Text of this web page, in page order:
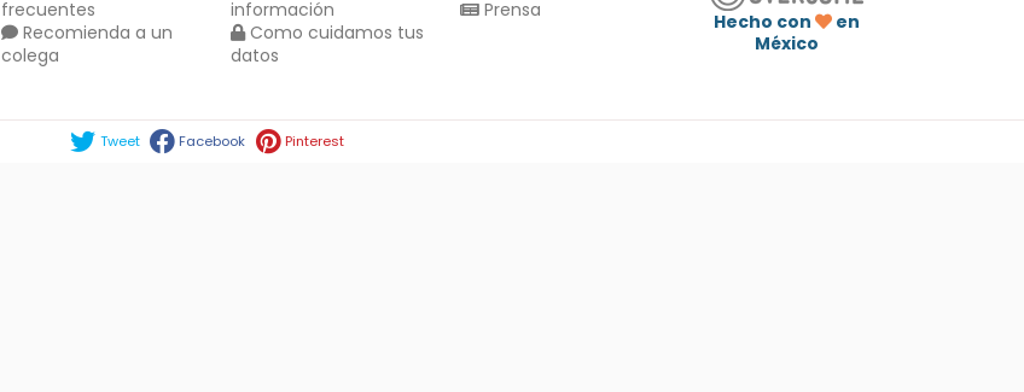
frecuentes
Recomienda a un
colega
información
Como cuidamos tus
datos
Prensa
Hecho con
en
México
Tweet Facebook Pinterest